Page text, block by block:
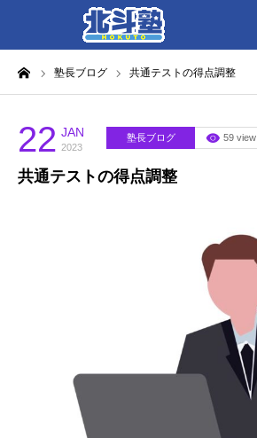
塾長ブログ 共通テストの得点調整
22 JAN
2023
塾長ブログ 59 view
共通テストの得点調整
HOME
各教室別に記事を見る
北斗塾／教室一覧